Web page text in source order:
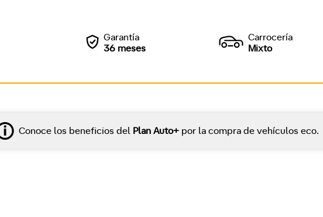
Garantía
36 meses
Carrocería
Mixto
Conoce los beneficios del Plan Auto+ por la compra de vehículos eco.